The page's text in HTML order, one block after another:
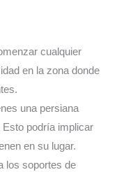
cualquier
en la zona donde
una persiana
Esto podría implicar
en su lugar.
los soportes de